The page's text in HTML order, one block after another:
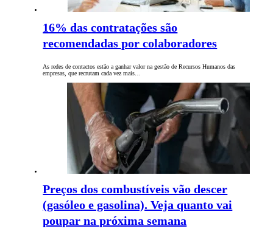
16% das contratações são
recomendadas por colaboradores
As redes de contactos estão a ganhar valor na gestão de Recursos Humanos das
empresas, que recrutam cada vez mais…
Preços dos combustíveis vão descer
(gasóleo e gasolina). Veja quanto vai
poupar na próxima semana